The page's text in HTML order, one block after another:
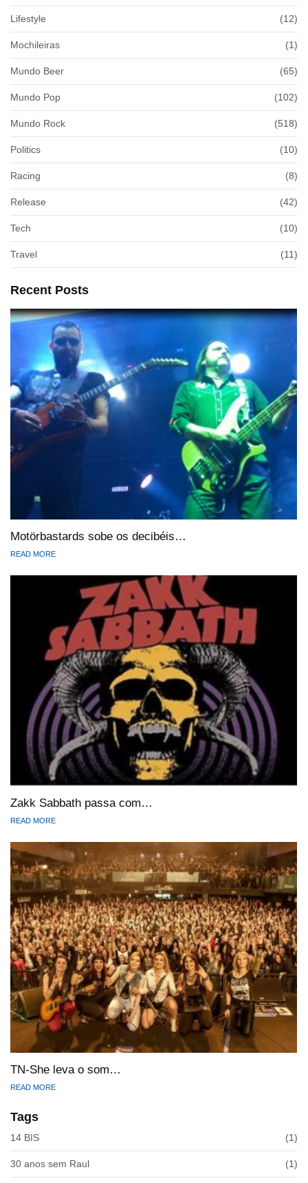
Lifestyle (12)
Mochileiras (1)
Mundo Beer (65)
Mundo Pop (102)
Mundo Rock (518)
Politics (10)
Racing (8)
Release (42)
Tech (10)
Travel (11)
Recent Posts
Motörbastards sobe os decibéis…
READ MORE
Zakk Sabbath passa com…
READ MORE
TN-She leva o som…
READ MORE
Tags
14 BIS (1)
30 anos sem Raul (1)